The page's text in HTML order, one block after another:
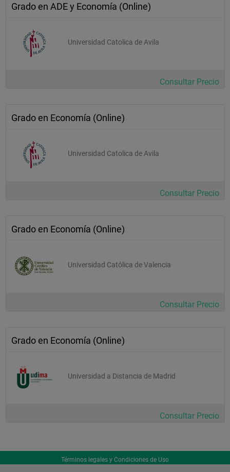
Grado en ADE y Economía (Online)
Universidad Catolica de Avila
Consultar Precio
Grado en Economía (Online)
Universidad Catolica de Avila
Consultar Precio
Grado en Economía (Online)
Universidad Católica de Valencia
Consultar Precio
Grado en Economía (Online)
Universidad a Distancia de Madrid
Consultar Precio
Términos legales y Condiciones de Uso